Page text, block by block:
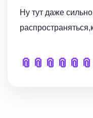
Ну тут даже
📎 📎 📎 📎 📎 📎